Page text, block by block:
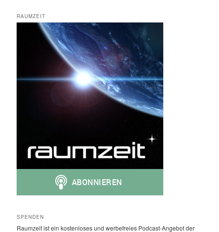
RAUMZEIT
SPENDEN
Raumzeit ist ein kostenloses und werbefreies Podcast-Angebot der